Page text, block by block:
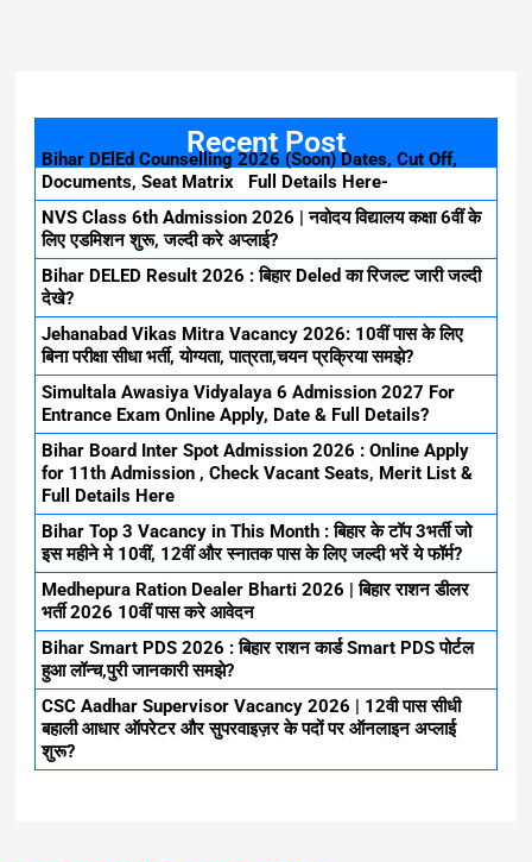
Recent Post
Bihar DElEd Counselling 2026 (Soon) Dates, Cut Off,
Documents, Seat Matrix Full Details Here-
NVS Class 6th Admission 2026 | नवोदय विद्यालय कक्षा 6वीं के
लिए एडमिशन शुरू, जल्दी करे अप्लाई?
Bihar DELED Result 2026 : बिहार Deled का रिजल्ट जारी जल्दी
देखे?
Jehanabad Vikas Mitra Vacancy 2026: 10वीं पास के लिए
बिना परीक्षा सीधा भर्ती, योग्यता, पात्रता,चयन प्रक्रिया समझे?
Simultala Awasiya Vidyalaya 6 Admission 2027 For
Entrance Exam Online Apply, Date & Full Details?
Bihar Board Inter Spot Admission 2026 : Online Apply
for 11th Admission , Check Vacant Seats, Merit List &
Full Details Here
Bihar Top 3 Vacancy in This Month : बिहार के टॉप 3भर्ती जो
इस महीने मे 10वीं, 12वीं और स्नातक पास के लिए जल्दी भरें ये फॉर्म?
Medhepura Ration Dealer Bharti 2026 | बिहार राशन डीलर
भर्ती 2026 10वीं पास करे आवेदन
Bihar Smart PDS 2026 : बिहार राशन कार्ड Smart PDS पोर्टल
हुआ लॉन्च,पुरी जानकारी समझे?
CSC Aadhar Supervisor Vacancy 2026 | 12वी पास सीधी
बहाली आधार ऑपरेटर और सुपरवाइज़र के पदों पर ऑनलाइन अप्लाई
शुरू?